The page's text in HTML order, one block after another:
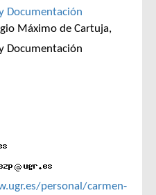
Documentación
Máximo de Cartuja,
Documentación
personal/carmen-